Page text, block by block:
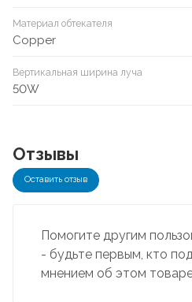
Материал обтекателя
Copper
Вертикальная ширина луча
50W
Отзывы
Оставить отзыв
Помогите другим
- будьте первым, кто
мнением об этом